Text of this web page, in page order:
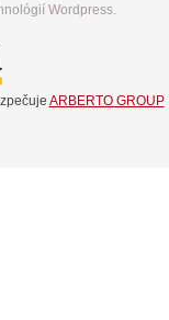
Wordpress.
ARBERTO GROUP